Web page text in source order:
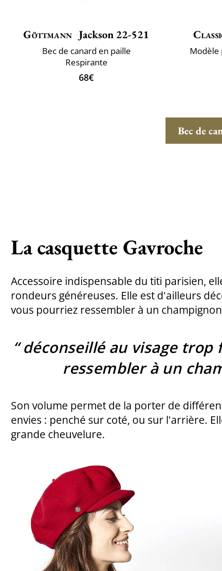
Göttmann Jackson 22-521
Bec de canard en paille
Respirante
68€
Modèle
Bec de
La casquette Gavroche
Accessoire indispensable du titi parisien,
rondeurs généreuses. Elle est d'ailleurs
vous pourriez ressembler à un
“déconseillé au visage trop
ressembler à un
Son volume permet de la porter de
envies : penché sur coté, ou sur l'arrière.
grande cheuvelure.